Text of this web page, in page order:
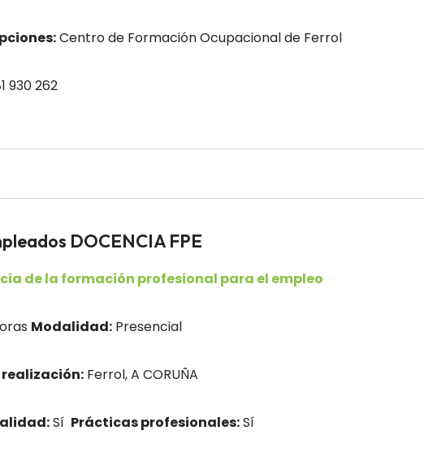
Centro de Formación Ocupacional de Ferrol
930 262
DOCENCIA FPE
de la formación profesional para el empleo
Modalidad: Presencial
Ferrol, A CORUÑA
Sí Prácticas profesionales:Sí